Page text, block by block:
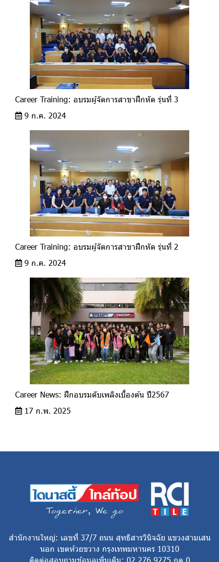
Career Training: อบรมผู้จัดการสาขาฝึกหัด รุ่นที่ 3
9 ก.ค. 2024
Career Training: อบรมผู้จัดการสาขาฝึกหัด รุ่นที่ 2
9 ก.ค. 2024
Career News: ฝึกอบรมดับเพลิงเบื้องต้น ปี2567
17 ก.พ. 2025
สำนักงานใหญ่: เลขที่ 37/7 ถนน สุทธิสารวินิจฉัย แขวงสามเสน
นอก เขตห้วยขวาง กรุงเทพมหานคร 10310
ติดต่อสอบถามข้อมูลเพิ่มเติม: 02 276 9275 กด 0